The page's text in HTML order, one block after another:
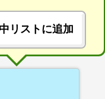
リストに追加